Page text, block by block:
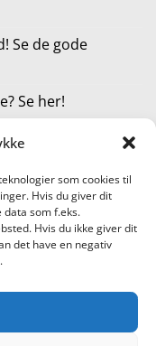
som cookies til
Hvis du giver dit
data som f.eks.
Hvis du ikke giver dit
det have en negativ
Se de gode
Se her!
shopping
On